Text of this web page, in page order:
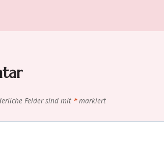
Felder sind mit *markiert